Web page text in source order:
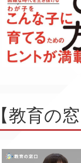
【教育の窓